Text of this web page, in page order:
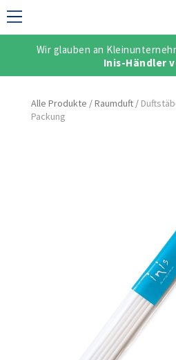
Wir glauben an
Inis-Händler
KOLLEKTION
Alle Produkte /Raumduft /
Packung